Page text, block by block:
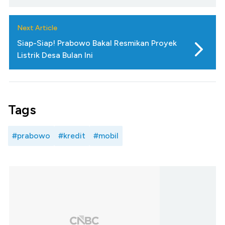
Next Article
Siap-Siap! Prabowo Bakal Resmikan Proyek
Listrik Desa Bulan Ini
Tags
#prabowo #kredit #mobil